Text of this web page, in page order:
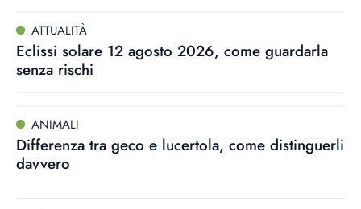
ATTUALITÀ
Eclissi solare 12 agosto 2026, come guardarla
senza rischi
ANIMALI
Differenza tra geco e lucertola, come distinguerli
davvero